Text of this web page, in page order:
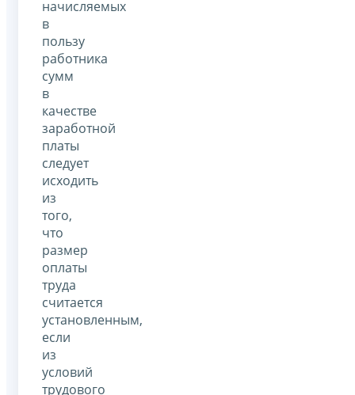
начисляемых
в
пользу
работника
сумм
в
качестве
заработной
платы
следует
исходить
из
того,
что
размер
оплаты
труда
считается
установленным,
если
из
условий
трудового